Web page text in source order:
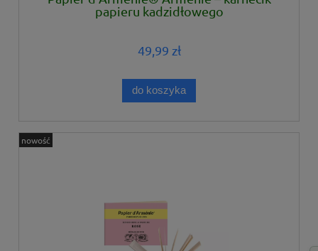
papieru kadzidłowego
49,99 zł
do koszyka
nowość